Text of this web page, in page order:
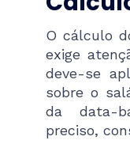
O cálculo
exige
deve-se
sobre o
da data-
preciso,